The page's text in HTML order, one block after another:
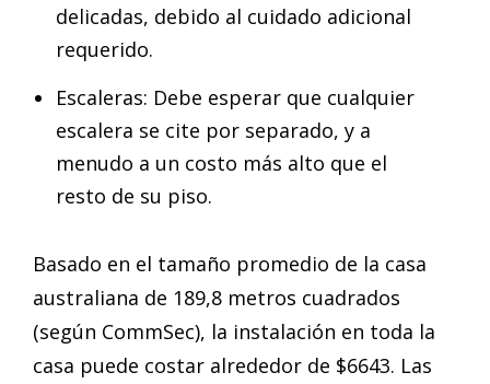
delicadas, debido al cuidado adicional
requerido.
Escaleras: Debe esperar que cualquier
escalera se cite por separado, y a
menudo a un costo más alto que el
resto de su piso.
Basado en el tamaño promedio de la casa
australiana de 189,8 metros cuadrados
(según CommSec), la instalación en toda la
casa puede costar alrededor de $6643. Las